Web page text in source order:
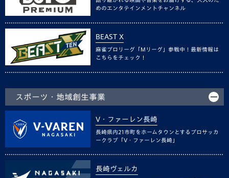
めのエンタテインメントチャンネル
BEAST X
麻雀プロリーグ「Mリーグ」参戦中！最新情報は
こちらをチェック！
スポーツ・地域創生事業
V・ファーレン長崎
長崎県内21市町をホームタウンとするプロサッカ
ークラブ「V・ファーレン長崎」
長崎ヴェルカ